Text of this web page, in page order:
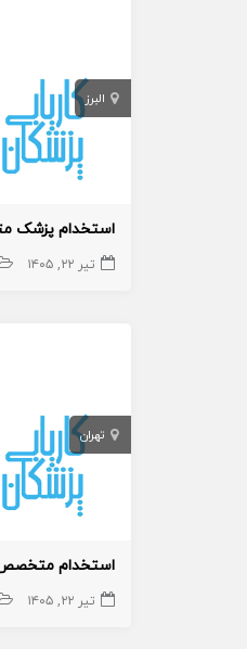
البرز
تیر ۲۲, ۱۴۰۵
تهران
تیر ۲۲, ۱۴۰۵